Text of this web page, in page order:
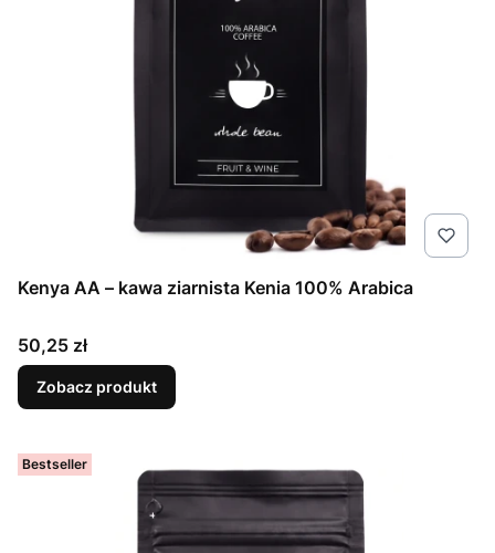
Kenya AA – kawa ziarnista Kenia 100% Arabica
Cena
50,25 zł
Zobacz produkt
Bestseller